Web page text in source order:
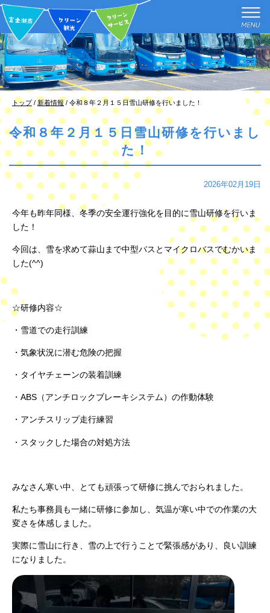
このページの本文へ
現
の
位
トップ/新着情報/ 令和８年２月１５日雪山研修を行いました！
令和８年２月１５日雪山研修を行いまし
た！
2026年02月19日
今年も昨年同様、冬季の安全運行強化を目的に雪山研修を行いま
した！
今回は、雪を求めて蒜山まで中型バスとマイクロバスでむかいま
した(^^)
☆研修内容☆
・雪道での走行訓練
・気象状況に潜む危険の把握
・タイヤチェーンの装着訓練
・ABS（アンチロックブレーキシステム）の作動体験
・アンチスリップ走行練習
・スタックした場合の対処方法
みなさん寒い中、とても頑張って研修に挑んでおられました。
私たち事務員も一緒に研修に参加し、気温が寒い中での作業の大
変さを体感しました。
実際に雪山に行き、雪の上で行うことで緊張感があり、良い訓練
になりました。